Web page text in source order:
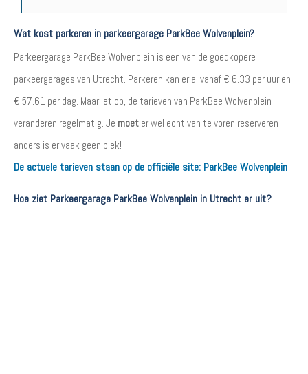
Wat kost parkeren in parkeergarage ParkBee Wolvenplein?
Parkeergarage ParkBee Wolvenplein is een van de goedkopere
parkeergarages van Utrecht. Parkeren kan er al vanaf € 6.33 per uur en
€ 57.61 per dag. Maar let op, de tarieven van ParkBee Wolvenplein
veranderen regelmatig. Je moet er wel echt van te voren reserveren
anders is er vaak geen plek!
De actuele tarieven staan op de officiële site: ParkBee Wolvenplein
Hoe ziet Parkeergarage ParkBee Wolvenplein in Utrecht er uit?